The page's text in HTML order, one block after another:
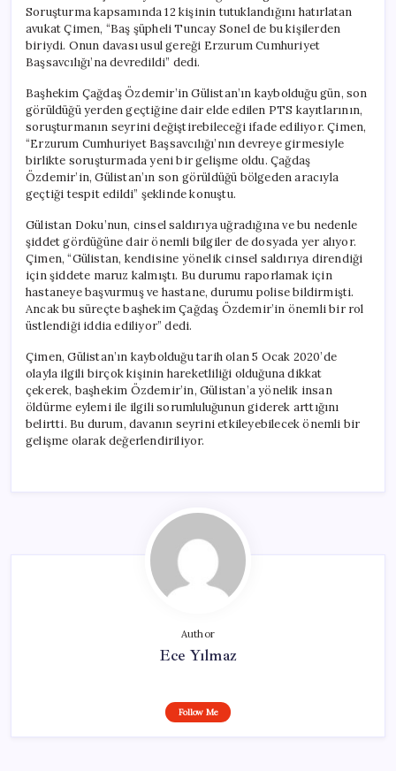
Soruşturma kapsamında 12 kişinin tutuklandığını hatırlatan
avukat Çimen, “Baş şüpheli Tuncay Sonel de bu kişilerden
biriydi. Onun davası usul gereği Erzurum Cumhuriyet
Başsavcılığı’na devredildi” dedi.
Başhekim Çağdaş Özdemir’in Gülistan’ın kaybolduğu gün, son
görüldüğü yerden geçtiğine dair elde edilen PTS kayıtlarının,
soruşturmanın seyrini değiştirebileceği ifade ediliyor. Çimen,
“Erzurum Cumhuriyet Başsavcılığı’nın devreye girmesiyle
birlikte soruşturmada yeni bir gelişme oldu. Çağdaş
Özdemir’in, Gülistan’ın son görüldüğü bölgeden aracıyla
geçtiği tespit edildi” şeklinde konuştu.
Gülistan Doku’nun, cinsel saldırıya uğradığına ve bu nedenle
şiddet gördüğüne dair önemli bilgiler de dosyada yer alıyor.
Çimen, “Gülistan, kendisine yönelik cinsel saldırıya direndiği
için şiddete maruz kalmıştı. Bu durumu raporlamak için
hastaneye başvurmuş ve hastane, durumu polise bildirmişti.
Ancak bu süreçte başhekim Çağdaş Özdemir’in önemli bir rol
üstlendiği iddia ediliyor” dedi.
Çimen, Gülistan’ın kaybolduğu tarih olan 5 Ocak 2020’de
olayla ilgili birçok kişinin hareketliliği olduğuna dikkat
çekerek, başhekim Özdemir’in, Gülistan’a yönelik insan
öldürme eylemi ile ilgili sorumluluğunun giderek arttığını
belirtti. Bu durum, davanın seyrini etkileyebilecek önemli bir
gelişme olarak değerlendiriliyor.
Author
Ece Yılmaz
Follow Me